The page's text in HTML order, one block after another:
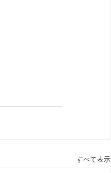
すべて表示